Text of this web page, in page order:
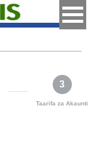
3
Taarifa za Akaunti